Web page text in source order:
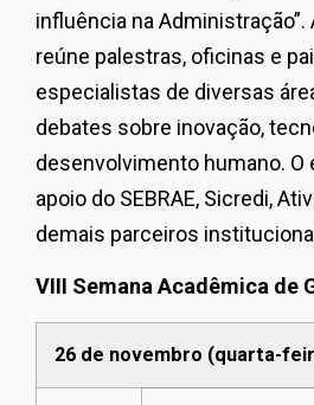
influência na Administração”.
reúne palestras, oficinas e
especialistas de diversas
debates sobre inovação,
desenvolvimento humano.
apoio do SEBRAE, Sicredi,
demais parceiros
VIII Semana Acadêmica de
26 de novembro (quarta-